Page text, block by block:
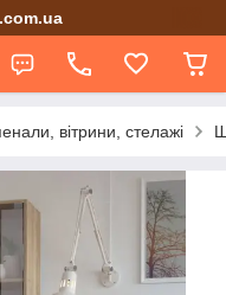
вітрини, стелажі